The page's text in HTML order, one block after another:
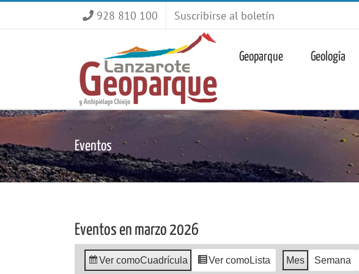
928 810 100 Suscribirse al boletín
Geoparque Geología
Eventos
Eventos en marzo 2026
Ver comoCuadrícula Ver comoLista Mes Semana